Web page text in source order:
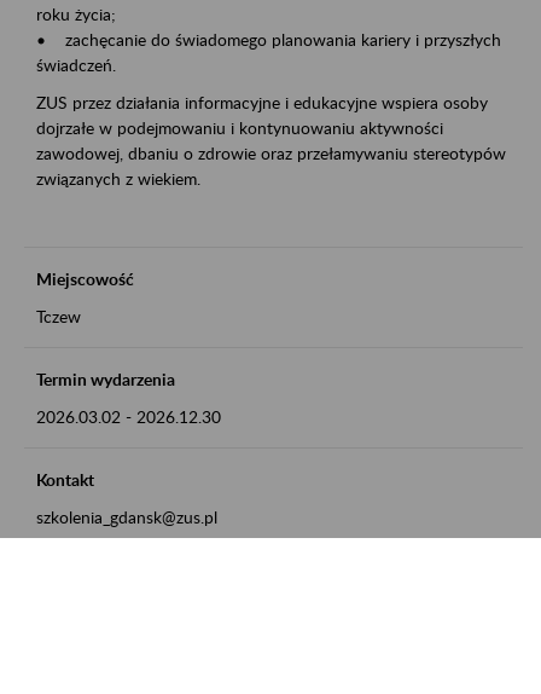
roku życia;
• zachęcanie do świadomego planowania kariery i przyszłych
świadczeń.
ZUS przez działania informacyjne i edukacyjne wspiera osoby
dojrzałe w podejmowaniu i kontynuowaniu aktywności
zawodowej, dbaniu o zdrowie oraz przełamywaniu stereotypów
związanych z wiekiem.
Miejscowość
Tczew
Termin wydarzenia
2026.03.02 - 2026.12.30
Kontakt
szkolenia_gdansk@zus.pl